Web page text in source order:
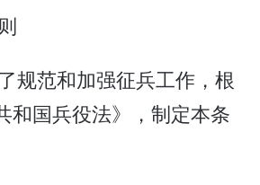
规范和加强征兵工作，根
和国兵役法》，制定本条